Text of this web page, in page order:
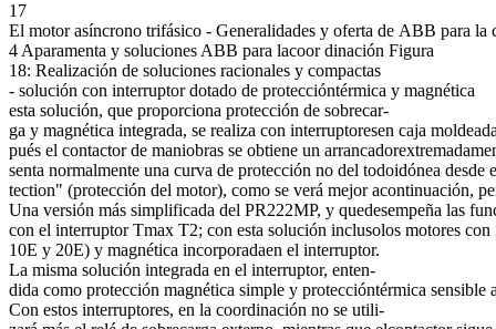
17
El motor asíncrono trifásico - Generalidades y oferta de ABB para la
4 Aparamenta y soluciones ABB para lacoor dinación Figura
18: Realización de soluciones racionales y compactas
- solución con interruptor dotado de proteccióntérmica y magnética
esta solución, que proporciona protección de sobrecar-
ga y magnética integrada, se realiza con interruptoresen caja
pués el contactor de maniobras se obtiene un
senta normalmente una curva de protección no del todoidónea
tection" (protección del motor), como se verá mejor acontinuación,
Una versión más simplificada del PR222MP, y quedesempeña las
con el interruptor Tmax T2; con esta solución inclusolos motores
10E y 20E) y magnética incorporadaen el interruptor.
La misma solución integrada en el interruptor, enten-
dida como protección magnética simple y proteccióntérmica
Con estos interruptores, en la coordinación no se utili-